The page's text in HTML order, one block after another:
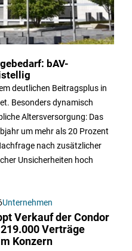
bAV-
deutlichen Beitragsplus in
Besonders dynamisch
Altersversorgung: Das
um mehr als 20 Prozent
nach zusätzlicher
Unsicherheiten hoch
Unternehmen
Verkauf der Condor
Verträge
Konzern